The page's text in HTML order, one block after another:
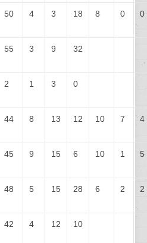
50 4 3 18 8 0 0
55 3 9 32
2 1 3 0
44 8 13 12 10 7 4
45 9 15 6 10 1 5
48 5 15 28 6 2 2
42 4 12 10